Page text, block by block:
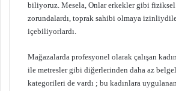
biliyoruz. Mesela, Onlar erkekler gibi
zorundalardı, toprak sahibi olmaya
içebiliyorlardı.
Mağazalarda profesyonel olarak çalışan
ile metresler gibi diğerlerinden daha az
kategorileri de vardı ; bu kadınlara